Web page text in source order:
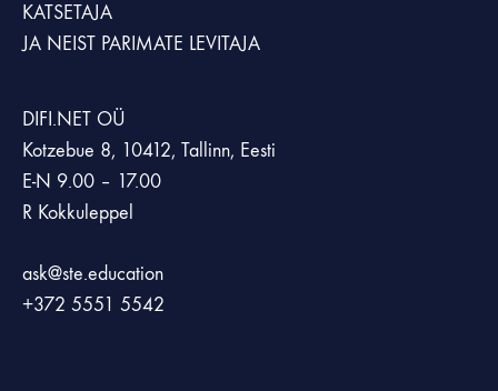
KATSETAJA
JA NEIST PARIMATE LEVITAJA
DIFI.NET OÜ
Kotzebue 8, 10412, Tallinn, Eesti
E-N 9.00 – 17.00
R Kokkuleppel
ask@ste.education
+372 5551 5542